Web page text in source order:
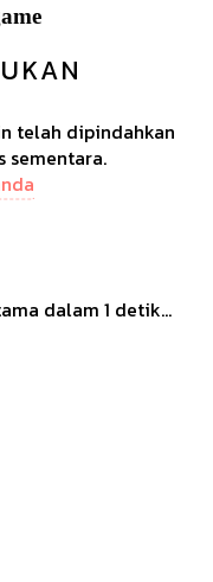
telah dipindahkan
sementara.
dalam 1 detik...